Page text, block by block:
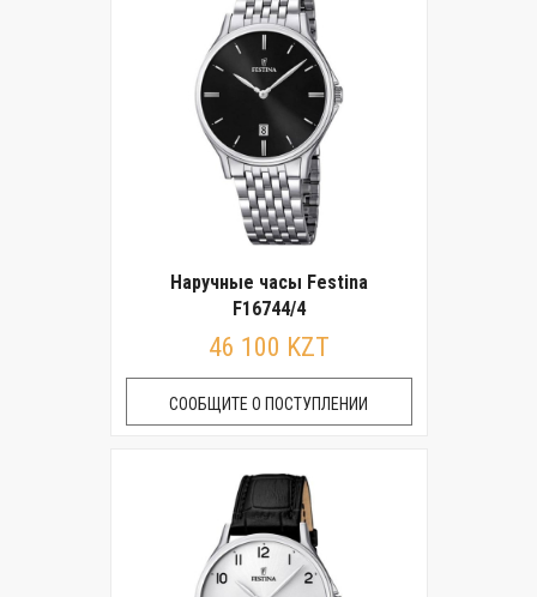
Наручные часы Festina
F16744/4
46 100 KZT
СООБЩИТЕ О ПОСТУПЛЕНИИ